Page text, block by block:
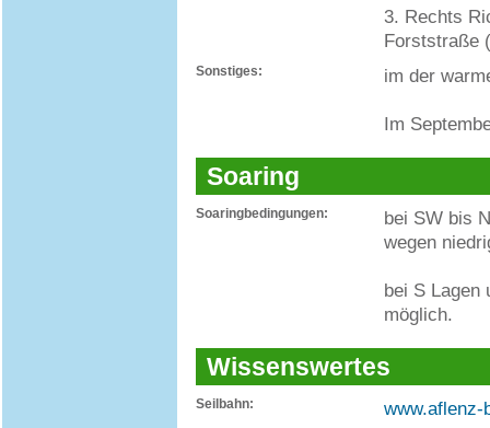
3. Rechts
Forststraße
Sonstiges: im der
Im
Soaring
Soaringbedingungen:
bei SW bis
wegen
bei S Lagen
möglich.
Wissenswertes
Seilbahn: www.aflenz-